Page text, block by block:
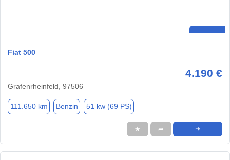
Fiat 500
4.190 €
Grafenrheinfeld, 97506
111.650 km Benzin 51 kw (69 PS)
★ ➦ ➜